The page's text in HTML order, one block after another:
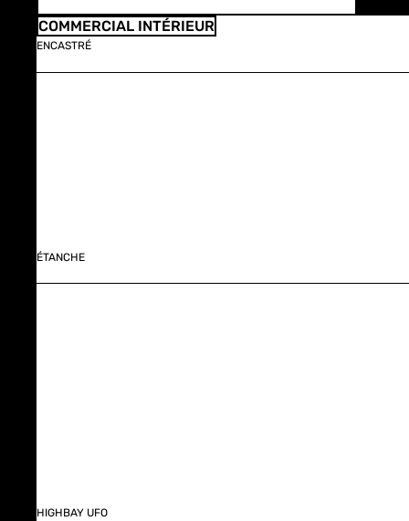
COMMERCIAL INTÉRIEUR
ENCASTRÉ
ÉTANCHE
HIGHBAY UFO